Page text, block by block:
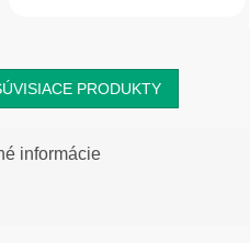
PRODUKTY
informácie